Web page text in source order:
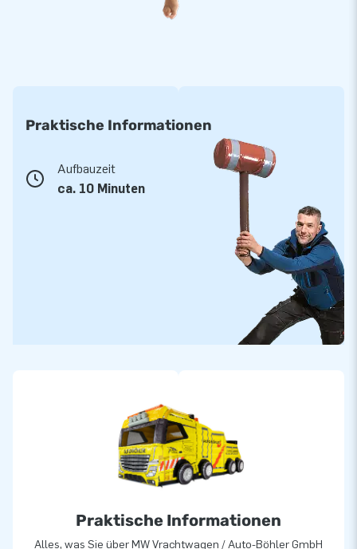
Praktische Informationen
Aufbauzeit
ca. 10 Minuten
Praktische Informationen
Alles, was Sie über MW Vrachtwagen / Auto-Böhler GmbH